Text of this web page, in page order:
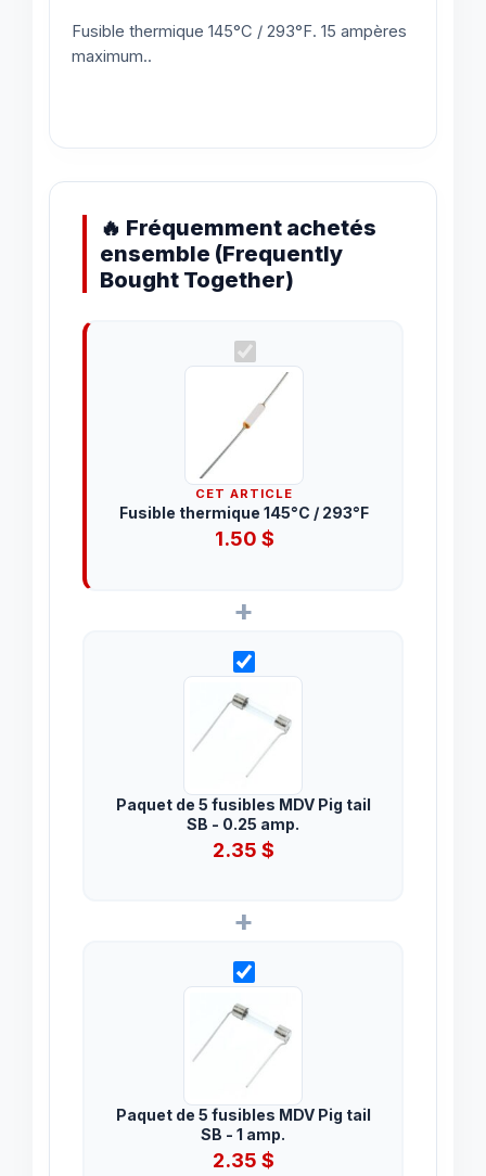
Fusible thermique 145°C / 293°F. 15 ampères
maximum..
🔥 Fréquemment achetés
ensemble (Frequently
Bought Together)
CET ARTICLE
Fusible thermique 145°C / 293°F
1.50 $
+
Paquet de 5 fusibles MDV Pig tail
SB - 0.25 amp.
2.35 $
+
Paquet de 5 fusibles MDV Pig tail
SB - 1 amp.
2.35 $